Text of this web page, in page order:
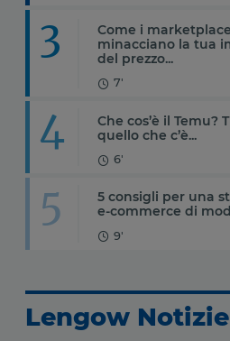
3
Come i marketplace
minacciano la tua
del prezzo...
7'
4
Che cos’è il Temu?
quello che c’è...
6'
5
5 consigli per una
e-commerce di
9'
Lengow Notizie